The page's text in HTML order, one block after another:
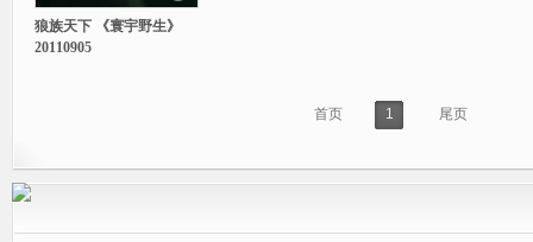
狼族天下 《寰宇野生》
20110905
首页 1 尾页